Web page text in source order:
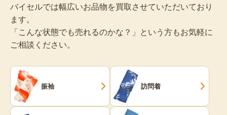
バイセルでは幅広いお品物を買取させていただいており
ます。
「こんな状態でも売れるのかな？」という方もお気軽に
ご相談ください。
振袖 訪問着